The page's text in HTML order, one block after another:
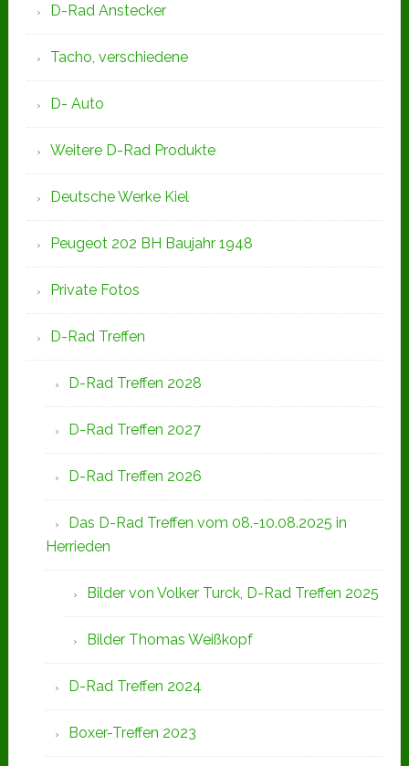
D-Rad Anstecker
Tacho, verschiedene
D- Auto
Weitere D-Rad Produkte
Deutsche Werke Kiel
Peugeot 202 BH Baujahr 1948
Private Fotos
D-Rad Treffen
D-Rad Treffen 2028
D-Rad Treffen 2027
D-Rad Treffen 2026
Das D-Rad Treffen vom 08.-10.08.2025 in
Herrieden
Bilder von Volker Turck, D-Rad Treffen 2025
Bilder Thomas Weißkopf
D-Rad Treffen 2024
Boxer-Treffen 2023